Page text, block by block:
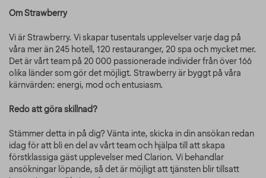
Om Strawberry
Vi är Strawberry. Vi skapar tusentals upplevelser varje dag på
våra mer än 245 hotell, 120 restauranger, 20 spa och mycket mer.
Det är vårt team på 20 000 passionerade individer från över 166
olika länder som gör det möjligt. Strawberry är byggt på våra
kärnvärden: energi, mod och entusiasm.
Redo att göra skillnad?
Stämmer detta in på dig? Vänta inte, skicka in din ansökan redan
idag för att bli en del av vårt team och hjälpa till att skapa
förstklassiga gäst upplevelser med Clarion. Vi behandlar
ansökningar löpande, så det är möjligt att tjänsten blir tillsatt